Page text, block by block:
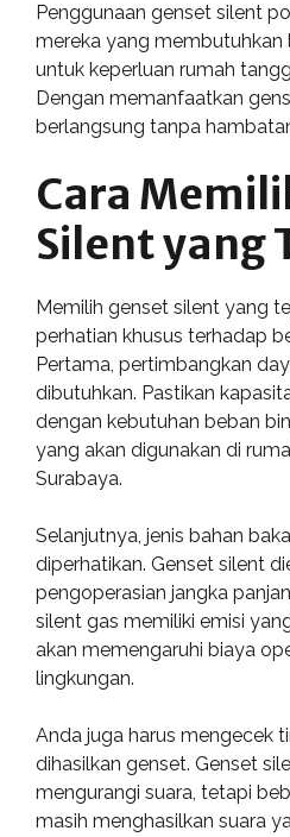
Penggunaan genset silent
mereka yang membutuhkan
untuk keperluan rumah
Dengan memanfaatkan
berlangsung tanpa
Cara
Silent yang
Memilih genset silent yang
perhatian khusus terhadap
Pertama, pertimbangkan
dibutuhkan. Pastikan
dengan kebutuhan beban
yang akan digunakan di
Surabaya.
Selanjutnya, jenis bahan
diperhatikan. Genset silent
pengoperasian jangka
silent gas memiliki emisi
akan memengaruhi biaya
lingkungan.
Anda juga harus mengecek
dihasilkan genset. Genset
mengurangi suara, tetapi
masih menghasilkan suara